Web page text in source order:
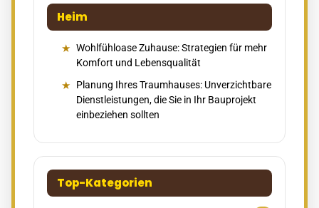
Heim
Wohlfühloase Zuhause: Strategien für mehr
Komfort und Lebensqualität
Planung Ihres Traumhauses: Unverzichtbare
Dienstleistungen, die Sie in Ihr Bauprojekt
einbeziehen sollten
Top-Kategorien